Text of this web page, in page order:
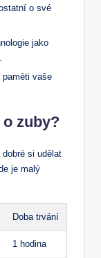
o své
jako
vaše
zuby?
si udělat
je malý
Doba trvání
1 hodina